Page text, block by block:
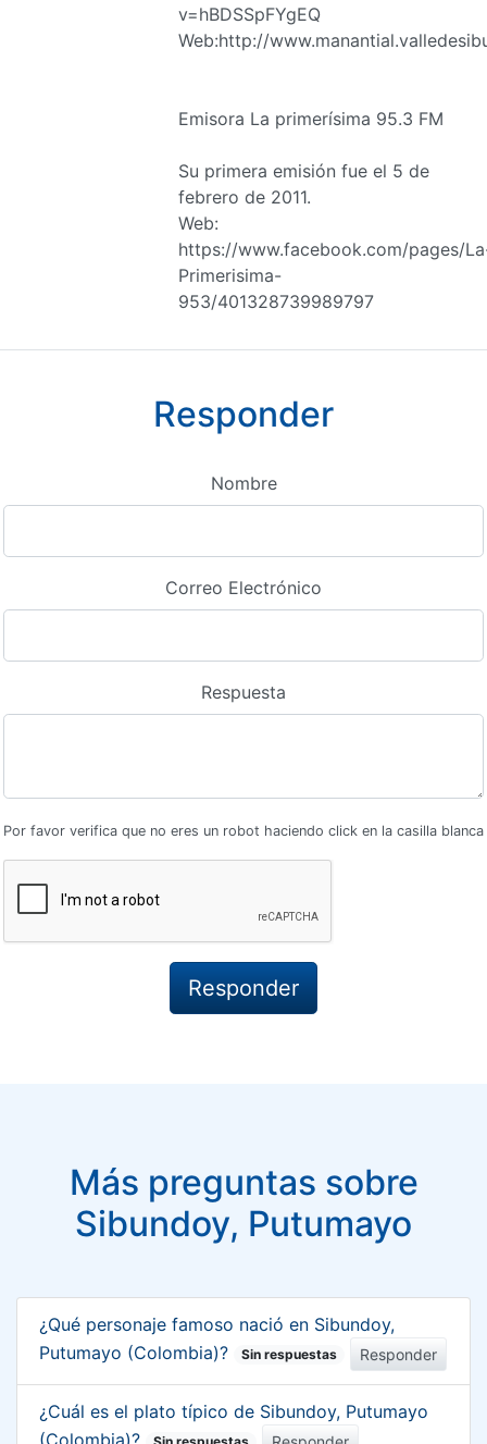
v=hBDSSpFYgEQ
Web:http://
Emisora La primerísima 95.3 FM
Su primera emisión fue el 5 de
febrero de 2011.
Web:
https://www.facebook.com/pages/
Primerisima-
953/401328739989797
Responder
Nombre
Correo Electrónico
Respuesta
Por favor verifica que no eres un robot haciendo click en la casilla blanca
Más preguntas sobre
Sibundoy, Putumayo
¿Qué personaje famoso nació en Sibundoy,
Putumayo (Colombia)?
Sin respuestas Responder
¿Cuál es el plato típico de Sibundoy, Putumayo
(Colombia)?